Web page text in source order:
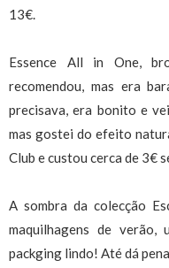
13€.
Essence All in One,
recomendou, mas era
precisava, era bonito e
mas gostei do efeito
Club e custou cerca de 3€
A sombra da colecção
maquilhagens de
packging lindo! Até dá